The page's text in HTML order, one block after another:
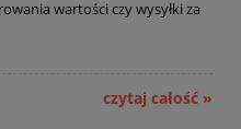
wartości czy wysyłki za
czytaj całość »